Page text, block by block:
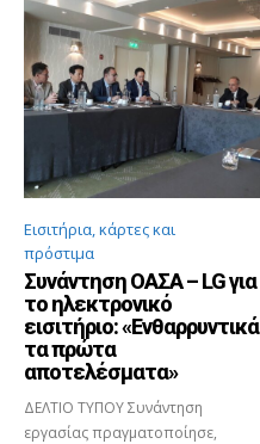
Εισιτήρια, κάρτες και
πρόστιμα
Συνάντηση ΟΑΣΑ – LG για
το ηλεκτρονικό
εισιτήριο: «Ενθαρρυντικά
τα πρώτα
αποτελέσματα»
ΔΕΛΤΙΟ ΤΥΠΟΥ Συνάντηση
εργασίας πραγματοποίησε,